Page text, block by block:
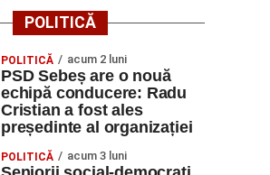
POLITICĂ
POLITICĂ acum 2 luni
PSD Sebeș are o nouă
echipă conducere: Radu
Cristian a fost ales
președinte al organizației
POLITICĂ acum 3 luni